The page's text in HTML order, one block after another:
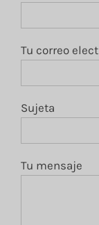
Tu correo
Sujeta
Tu mensaje